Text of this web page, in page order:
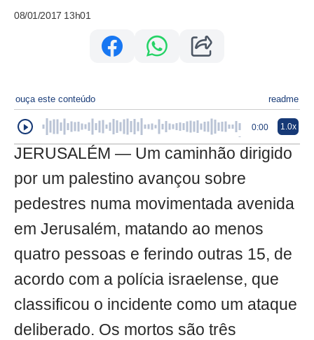
08/01/2017 13h01
ouça este conteúdo readme
0:00 1.0x
JERUSALÉM — Um caminhão dirigido
por um palestino avançou sobre
pedestres numa movimentada avenida
em Jerusalém, matando ao menos
quatro pessoas e ferindo outras 15, de
acordo com a polícia israelense, que
classificou o incidente como um ataque
deliberado. Os mortos são três